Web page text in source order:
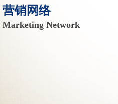
营销网络
Marketing Network